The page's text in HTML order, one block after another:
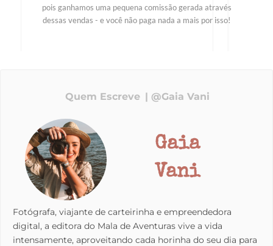
pois ganhamos uma pequena comissão gerada através
dessas vendas - e você não paga nada a mais por isso!
Quem Escreve @Gaia Vani
Gaia
Vani
Fotógrafa, viajante de carteirinha e empreendedora
digital, a editora do Mala de Aventuras vive a vida
intensamente, aproveitando cada horinha do seu dia para